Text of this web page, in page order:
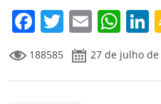
F
a
c
e
T
w
itt
er
E
m
ai
l
W
h
at
s
k
188585 27 de julho de